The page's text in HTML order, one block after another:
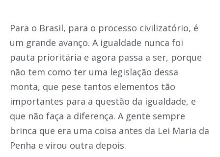
Para o Brasil, para o processo civilizatório, é
um grande avanço. A igualdade nunca foi
pauta prioritária e agora passa a ser, porque
não tem como ter uma legislação dessa
monta, que pese tantos elementos tão
importantes para a questão da igualdade, e
que não faça a diferença. A gente sempre
brinca que era uma coisa antes da Lei Maria da
Penha e virou outra depois.